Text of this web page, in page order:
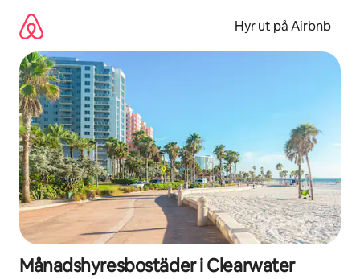
innehåll
Hyr ut på Airbnb
Månadshyresbostäder i Clearwater